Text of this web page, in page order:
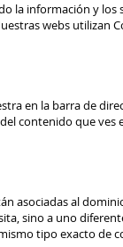
la información y los
webs utilizan
en la barra de
contenido que ves
asociadas al
sino a uno
tipo exacto de